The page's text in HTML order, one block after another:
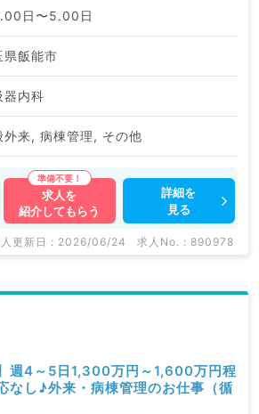
日〜5.00日
県飯能市
器内科
外来, 病棟管理, その他
求人を
紹介してもらう
詳細を
見る
更新日 : 2026/06/24 求人No. : 890978
週4～5日1,300万円～1,600万円程
なし♪外来・病棟管理のお仕事（循